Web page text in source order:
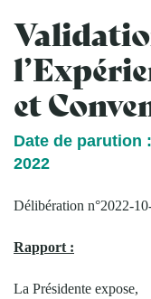
et
Date de parution
2022
Délibération n°2022-
Rapport :
La Présidente expose,